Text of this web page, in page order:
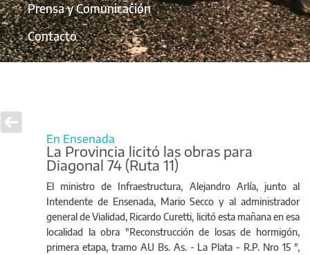
Prensa y Comunicación
Contacto
En Ensenada
La Provincia licitó las obras para
Diagonal 74 (Ruta 11)
El ministro de Infraestructura, Alejandro Arlía, junto al
Intendente de Ensenada, Mario Secco y al administrador
general de Vialidad, Ricardo Curetti, licitó esta mañana en esa
localidad la obra "Reconstrucción de losas de hormigón,
primera etapa, tramo AU Bs. As. - La Plata - R.P. Nro 15 ",